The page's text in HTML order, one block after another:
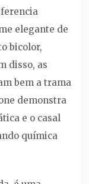
elegante de
bicolor,
disso, as
bem a trama
demonstra
e o casal
química